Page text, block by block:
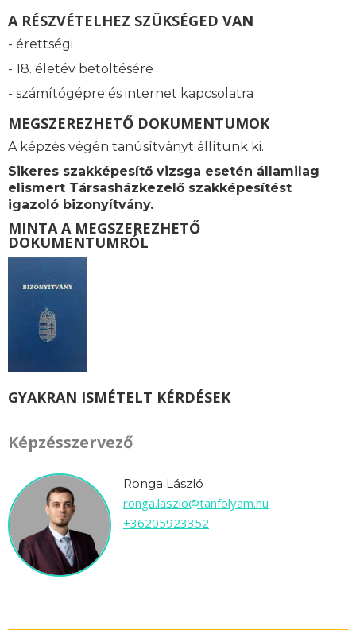
A RÉSZVÉTELHEZ SZÜKSÉGED VAN
- érettségi
- 18. életév betöltésére
- számítógépre és internet kapcsolatra
MEGSZEREZHETŐ DOKUMENTUMOK
A képzés végén tanúsítványt állítunk ki.
Sikeres szakképesítő vizsga esetén államilag
elismert Társasházkezelő szakképesítést
igazoló bizonyítvány.
MINTA A MEGSZEREZHETŐ
DOKUMENTUMRÓL
GYAKRAN ISMÉTELT KÉRDÉSEK
Képzésszervező
Ronga László
ronga.laszlo@tanfolyam.hu
+36205923352